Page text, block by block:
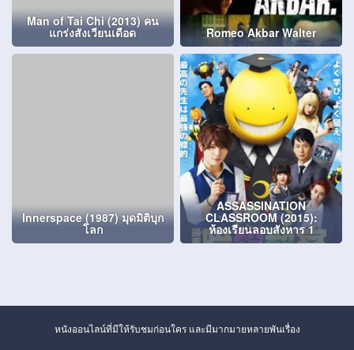
Man of Tai Chi (2013) คน
แกร่งสังเวียนเดือด Romeo Akbar Walter
Innerspace (1987) มุดมิติบุก
โลก
ASSASSINATION
CLASSROOM (2015):
ห้องเรียนลอบสังหาร 1
หนังออนไลน์ที่มีให้รับชมก่อนใคร และมีมากมายหลายพันเรื่อง